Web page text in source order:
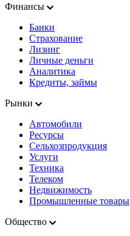
Финансы
Банки
Страхование
Лизинг
Личные деньги
Аналитика
Кредиты, займы
Рынки
Автомобили
Ресурсы
Сельхозпродукция
Услуги
Техника
Телеком
Недвижимость
Промышленные товары
Общество